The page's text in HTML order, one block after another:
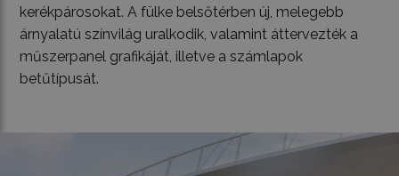
kerékpárosokat. A fülke belsőtérben új, melegebb
árnyalatú színvilág uralkodik, valamint áttervezték a
műszerpanel grafikáját, illetve a számlapok
betűtípusát.